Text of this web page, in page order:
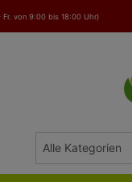
Fr. von 9:00 bis 18:00 Uhr)